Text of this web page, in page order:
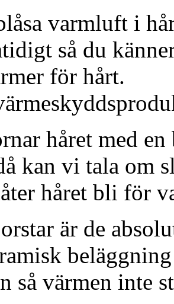
varmluft i
så du
för hårt.
håret med
kan vi tala om
håret bli för
är de
så värmen inte